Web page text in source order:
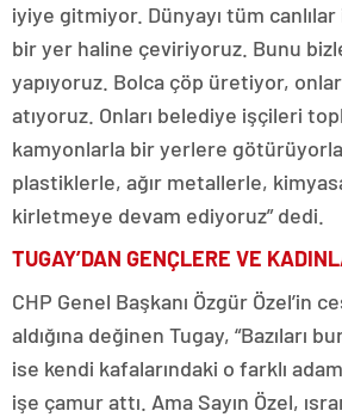
iyiye gitmiyor. Dünyayı tüm canlılar
bir yer haline çeviriyoruz. Bunu
yapıyoruz. Bolca çöp üretiyor,
atıyoruz. Onları belediye işçileri
kamyonlarla bir yerlere
plastiklerle, ağır metallerle,
kirletmeye devam ediyoruz” dedi.
TUGAY’DAN GENÇLERE VE
CHP Genel Başkanı Özgür Özel’in
aldığına değinen Tugay, “Bazıları
ise kendi kafalarındaki o farklı
işe çamur attı. Ama Sayın Özel,